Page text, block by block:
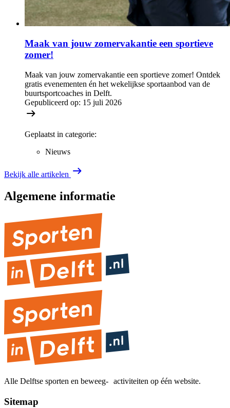
Maak van jouw zomervakantie een sportieve
zomer!
Maak van jouw zomervakantie een sportieve zomer! Ontdek
gratis evenementen én het wekelijkse sportaanbod van de
buurtsportcoaches in Delft.
Gepubliceerd op: 15 juli 2026
Geplaatst in categorie:
Nieuws
Bekijk alle artikelen
Algemene informatie
Alle Delftse sporten en beweeg- activiteiten op één website.
Sitemap